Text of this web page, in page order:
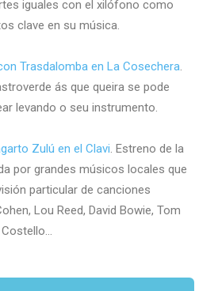
iguales con el xilófono como
clave en su música.
Trasdalomba en La Cosechera.
ás que queira se pode
levando o seu instrumento.
Zulú en el Clavi. Estreno de la
por grandes músicos locales que
particular de canciones
Lou Reed, David Bowie, Tom
Costello…